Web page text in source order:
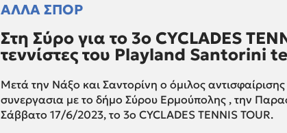
ΑΛΛΑ ΣΠΟΡ
Στη Σύρο για το 3ο CYCLADES
τεννίστες του Playland Santorini
Μετά την Νάξο και Σαντορίνη ο όμιλος
συνεργασια με το δήμο Σύρου Ερμούπολης , την
Σάββατο 17/6/2023, το 3ο CYCLADES TENNIS TOUR.